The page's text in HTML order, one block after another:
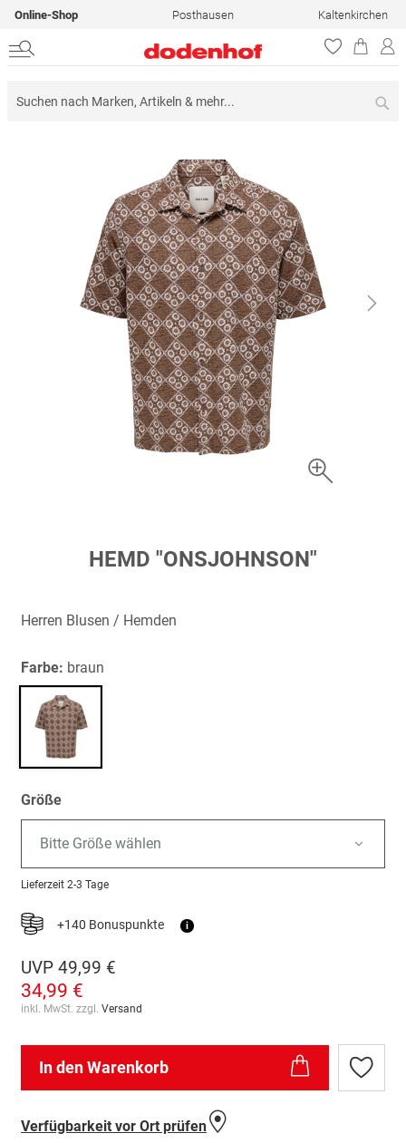
Online-Shop Posthausen Kaltenkirchen
springen
HEMD "ONSJOHNSON"
Herren Blusen / Hemden
Farbe: braun
Größe
Bitte Größe wählen
Lieferzeit 2-3 Tage
+140 Bonuspunkte i
UVP 49,99 €
34,99 €
inkl. MwSt. zzgl. Versand
In den Warenkorb
Zur
Verfügbarkeit vor Ort prüfen